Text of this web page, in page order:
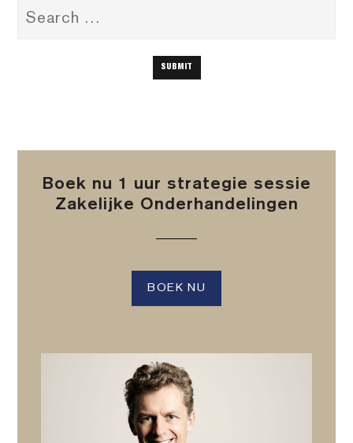
Boek nu 1 uur strategie sessie
Zakelijke Onderhandelingen
BOEK NU